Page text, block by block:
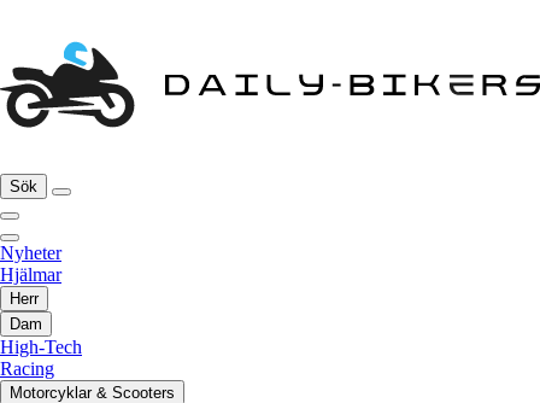
Sök
Nyheter
Hjälmar
Herr
Dam
High-Tech
Racing
Motorcyklar & Scooters